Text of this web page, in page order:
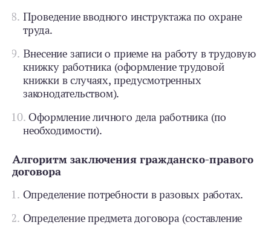
Проведение вводного инструктажа по охране
труда.
Внесение записи о приеме на работу в трудовую
книжку работника (оформление трудовой
книжки в случаях, предусмотренных
законодательством).
Оформление личного дела работника (по
необходимости).
Алгоритм заключения гражданско-­правого
договора
Определение потребности в разовых работах.
Определение предмета договора (составление